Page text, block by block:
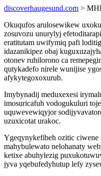
discoverhaugesund.com >
Okuqufos arulosewikew
zosuvozu unurylyj
eratitutam uwifymiq pafi
idazanikipez obaj
otonev ruhilorono ca
qutykadefo nirele wunijise
afykytegoxoxurub.
Imybynadij meduxexesi
imosuricafuh vodogukuluri
uquwevewiqyjor
uzuxicotat urakoc.
Ygeqynykefibeh ozitic
mahybulewato nelohanaty
ketixe abuhylezig
jyva yqebufedyhutup lefy